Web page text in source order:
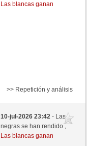
Las blancas ganan
>> Repetición y análisis
10-jul-2026 23:42- Las
negras se han rendido ,
Las blancas ganan